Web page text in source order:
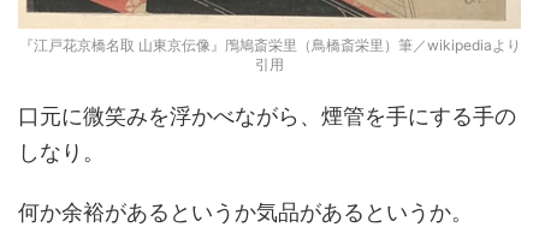
『江戸花京橋名取 山東京伝像』鳲鳩斎栄里（鳥橋斎栄里）筆／wikipediaより
引用
口元に微笑みを浮かべながら、煙管を手にする手の
しなり。
何か余裕があるというか気品があるというか。